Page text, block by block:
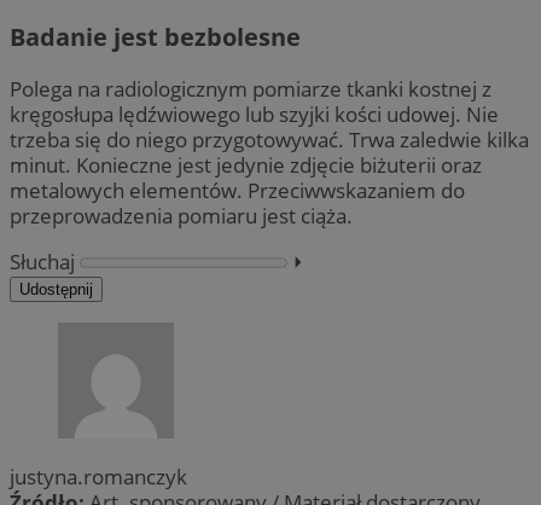
Badanie jest bezbolesne
Polega na radiologicznym pomiarze tkanki kostnej z
kręgosłupa lędźwiowego lub szyjki kości udowej. Nie
trzeba się do niego przygotowywać. Trwa zaledwie kilka
minut. Konieczne jest jedynie zdjęcie biżuterii oraz
metalowych elementów. Przeciwwskazaniem do
przeprowadzenia pomiaru jest ciąża.
Słuchaj
⏵︎
Udostępnij
justyna.romanczyk